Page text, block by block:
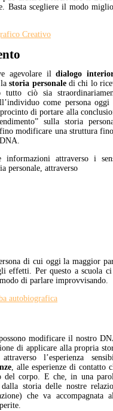
Basta scegliere il modo
agevolare ildialogo
lastoria personaledi chi lo
tutto ciò sia
come persona
di portare alla
sulla storia
modificare una struttura
informazioni attraverso i
personale, attraverso
di cui oggi la maggior
effetti. Per questo a scuola
di parlare improvvisando.
modificare il nostro
di applicare alla propria
l’esperienza
, alle esperienze di contatto
corpo. E che, in una
storia delle nostre
che va accompagnata